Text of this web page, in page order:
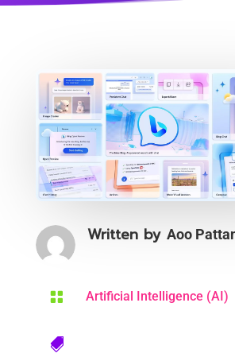
Written by Aoo
 Artificial Intelligence (AI)
